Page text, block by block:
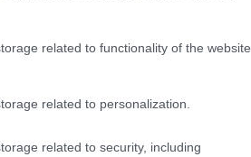
related to functionality of the website
related to personalization.
related to security, including